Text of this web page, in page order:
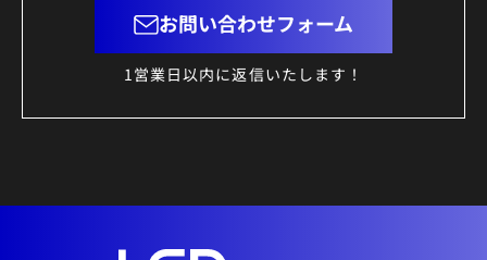
お問い合わせフォーム
1営業日以内に返信いたします！